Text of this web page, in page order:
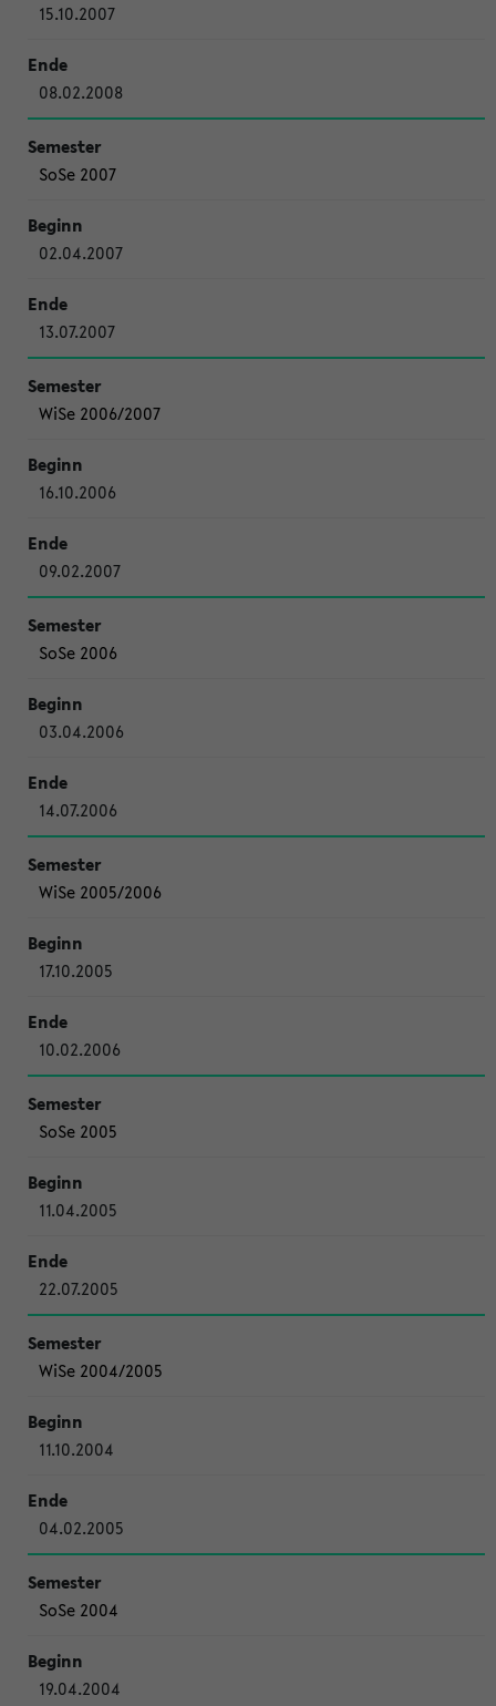
15.10.2007
08.02.2008
SoSe 2007
02.04.2007
13.07.2007
WiSe 2006/2007
16.10.2006
09.02.2007
SoSe 2006
03.04.2006
14.07.2006
WiSe 2005/2006
17.10.2005
10.02.2006
SoSe 2005
11.04.2005
22.07.2005
WiSe 2004/2005
11.10.2004
04.02.2005
SoSe 2004
19.04.2004